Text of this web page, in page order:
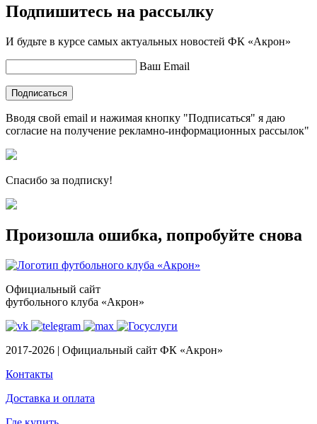
Подпишитесь на рассылку
И будьте в курсе самых актуальных новостей ФК «Акрон»
Ваш Email
Подписаться
Вводя свой email и нажимая кнопку "Подписаться" я даю
согласие на получение рекламно-информационных рассылок"
Спасибо за подписку!
Произошла ошибка, попробуйте снова
Официальный сайт
футбольного клуба «Акрон»
2017-2026 | Официальный сайт ФК «Акрон»
Контакты
Доставка и оплата